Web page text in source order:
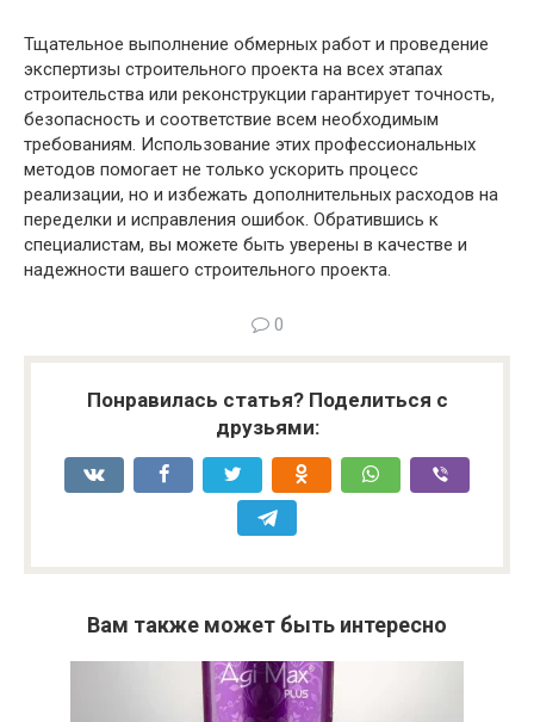
Тщательное выполнение обмерных работ и проведение
экспертизы строительного проекта на всех этапах
строительства или реконструкции гарантирует точность,
безопасность и соответствие всем необходимым
требованиям. Использование этих профессиональных
методов помогает не только ускорить процесс
реализации, но и избежать дополнительных расходов на
переделки и исправления ошибок. Обратившись к
специалистам, вы можете быть уверены в качестве и
надежности вашего строительного проекта.
0
Понравилась статья? Поделиться с
друзьями:
Вам также может быть интересно